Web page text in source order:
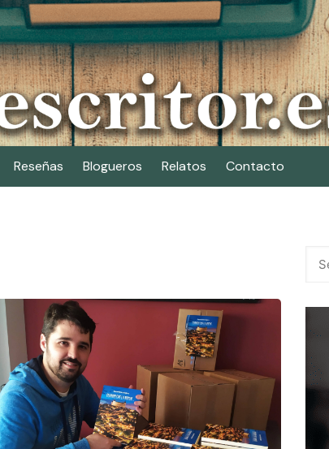
Reseñas Blogueros Relatos Contacto